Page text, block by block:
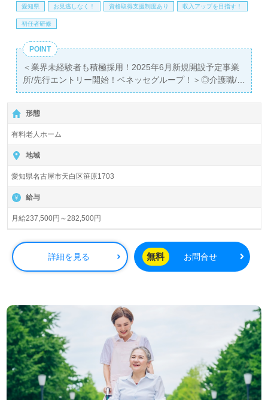
LINE、メール、お電話などご希望に応じてお問い合わせ/ご
相談可能です。転職相談、求人紹介、年収交渉など完全無
料サービスをご利用いただけます。＜非公開求人も取扱い
あり！＞"転職支援"のプロと一緒に転職活動！お問い合わ
せお待ちしております
愛知県 お見逃しなく！ 資格取得支援制度あり 収入アップを目指す！
初任者研修
POINT
＜業界未経験者も積極採用！2025年6月新規開設予定事業
所/先行エントリー開始！ベネッセグループ！＞◎介護職/
正社員募集◎
【月給237,500円～282,500円】＊初任者研修以上有資格者
向け求人＊『野並駅』徒歩16分。お車通勤可能です。
入居定員77名（77室/全室個室）『ボンセジュール天白笹
原』株式会社会社ベネッセスタイルケアBenesse Style
Care Co.,Ltd. （本社：東京都西新宿） 様の運営です。従
業員18,200人以上、26年の実績、全国に350拠点以上の有
料老人ホーム、教育/学童領域で事業展開されています。業
ビスをご提供。資格支援制度や教育研修プログラムも充
実。『入社してよかった！』のお声も届く企業様です。
◎オープニングスタッフとしてワクワクの未来を創ろう！
『みんなで〇〇な施設をつくりたい！』あなたの思いをカ
職を目指される方も幅広く募集します。2025年6月新規開
設予定事業所様のオープニングスタッフ募集求人です。
『新しい職場で仲間たちと事業所を盛り上げる！』ワクワ
クや期待も働くあなたのモチベーションに！『ご利用者様
のお役に立ちたい、資格や経験を活かしたい』『やりがい
を感じながら働きたい』『オープニングスタッフとして働
きたい』『介護業界に夢やビジョンがある、仕事を通じて
成長したい』『転職でキャリアアップ、施設形態や環境を
形態
有料老人ホーム
地域
愛知県名古屋市天白区笹原1703
給与
月給237,500円～282,500円
詳細を見る 無料 お問合せ